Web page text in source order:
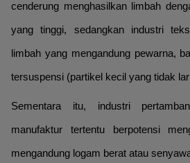
cenderung menghasilkan limbah
yang tinggi, sedangkan industri
limbah yang mengandung pewarna,
tersuspensi (partikel kecil yang tidak
Sementara itu, industri
manufaktur tertentu berpotensi
mengandung logam berat atau